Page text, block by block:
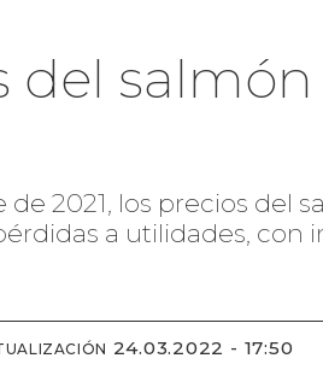
del
2021, los precios del
a utilidades, con
24.03.2022 - 17:50